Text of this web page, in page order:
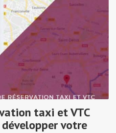
taxi et VTC
votre